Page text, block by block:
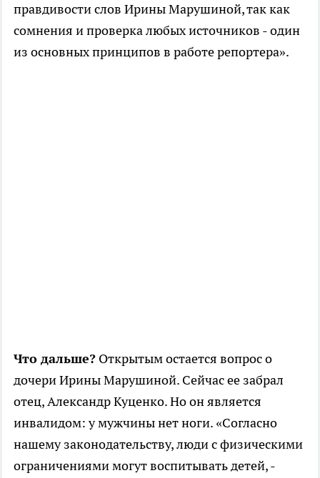
правдивости слов Ирины Марушиной, так как
сомнения и проверка любых источников - один
из основных принципов в работе репортера».
Что дальше? Открытым остается вопрос о
дочери Ирины Марушиной. Сейчас ее забрал
отец, Александр Куценко. Но он является
инвалидом: у мужчины нет ноги. «Согласно
нашему законодательству, люди с физическими
ограничениями могут воспитывать детей, -